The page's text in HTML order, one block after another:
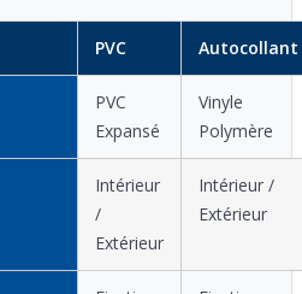
PVC Autocollant
PVC
Expansé
Vinyle
Polymère
Intérieur
/
Extérieur
Intérieur /
Extérieur